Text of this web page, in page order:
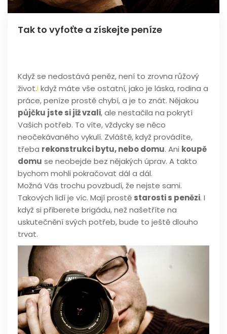
Tak to vyfoťte a získejte peníze
Když se nedostává peněz, není to zrovna růžový
život.Ikdyž máte vše ostatní, jako je láska, rodina a
práce, peníze prostě chybí, a je to znát. Nějakou
půjčku jste si již vzali, ale nestačila na pokrytí
Vašich potřeb. To víte, vždycky se něco
neočekávaného vykulí. Zvláště, když provádíte,
třeba rekonstrukci bytu, nebo domu. Ani koupě
domu se neobejde bez nějakých úprav. A takto
bychom mohli pokračovat dál a dál.
Možná Vás trochu povzbudí, že nejste sami.
Takových lidí je víc. Mají prostě starosti s penězi. I
když si přiberete brigádu, než našetříte na
uskutečnění svých potřeb, bude to ještě dlouho
trvat.